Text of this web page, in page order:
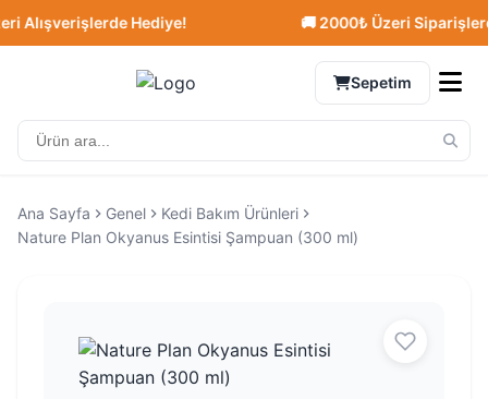
Hediye! 🚚 2000₺ Üzeri Siparişlerde
Sepetim
Ana Sayfa Genel
Kedi Bakım Ürünleri
Nature Plan Okyanus Esintisi Şampuan (300 ml)